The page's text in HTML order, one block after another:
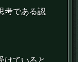
考である認